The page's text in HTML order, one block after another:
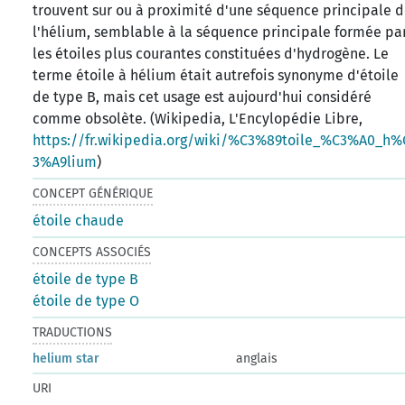
trouvent sur ou à proximité d'une séquence principale
l'hélium, semblable à la séquence principale formée
les étoiles plus courantes constituées d'hydrogène. Le
terme étoile à hélium était autrefois synonyme d'étoile
de type B, mais cet usage est aujourd'hui considéré
comme obsolète. (Wikipedia, L'Encylopédie Libre,
https://fr.wikipedia.org/wiki/
3%A9lium)
CONCEPT GÉNÉRIQUE
étoile chaude
CONCEPTS ASSOCIÉS
étoile de type B
étoile de type O
TRADUCTIONS
helium star
anglais
URI